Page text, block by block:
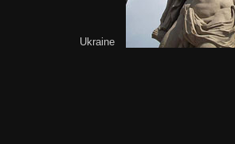
Ukraine